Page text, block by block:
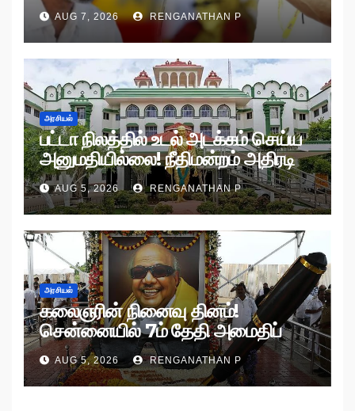
AUG 7, 2026 RENGANATHAN P
அரசியல்
பட்டா நிலத்தில் உடல் அடக்கம் செய்ய
அனுமதியில்லை! நீதிமன்றம் அதிரடி
உத்தரவு!
AUG 5, 2026 RENGANATHAN P
அரசியல்
கலைஞரின் நினைவு தினம்!
சென்னையில் 7ம் தேதி அமைதிப்
பேரணி!
AUG 5, 2026 RENGANATHAN P